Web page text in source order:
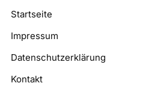
Startseite
Impressum
Datenschutzerklärung
Kontakt